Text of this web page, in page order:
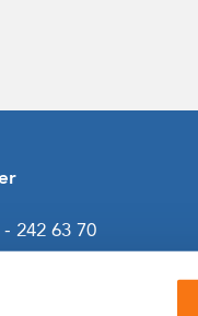
- 242 63 70